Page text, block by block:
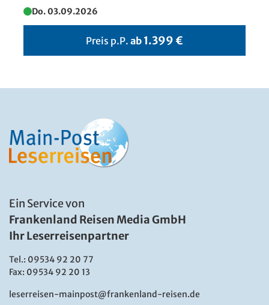
Do. 03.09.2026
Preis p.P. ab 1.399 €
Ein Service von
Frankenland Reisen Media GmbH
Ihr Leserreisenpartner
Tel.: 09534 92 20 77
Fax: 09534 92 20 13
leserreisen-mainpost@frankenland-reisen.de